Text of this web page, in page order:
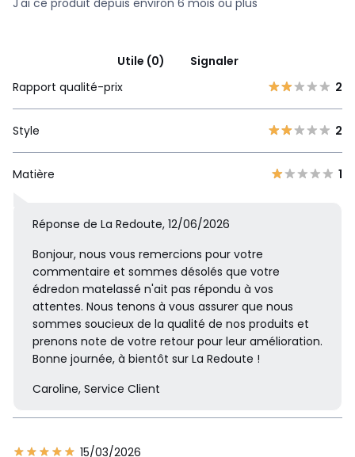
J'ai ce produit depuis environ 6 mois ou plus
Utile (0)
Signaler
Rapport qualité-prix
2
Style 2
Matière 1
Réponse de La Redoute, 12/06/2026
Bonjour, nous vous remercions pour votre
commentaire et sommes désolés que votre
édredon matelassé n'ait pas répondu à vos
attentes. Nous tenons à vous assurer que nous
sommes soucieux de la qualité de nos produits et
prenons note de votre retour pour leur amélioration.
Bonne journée, à bientôt sur La Redoute !
Caroline, Service Client
15/03/2026